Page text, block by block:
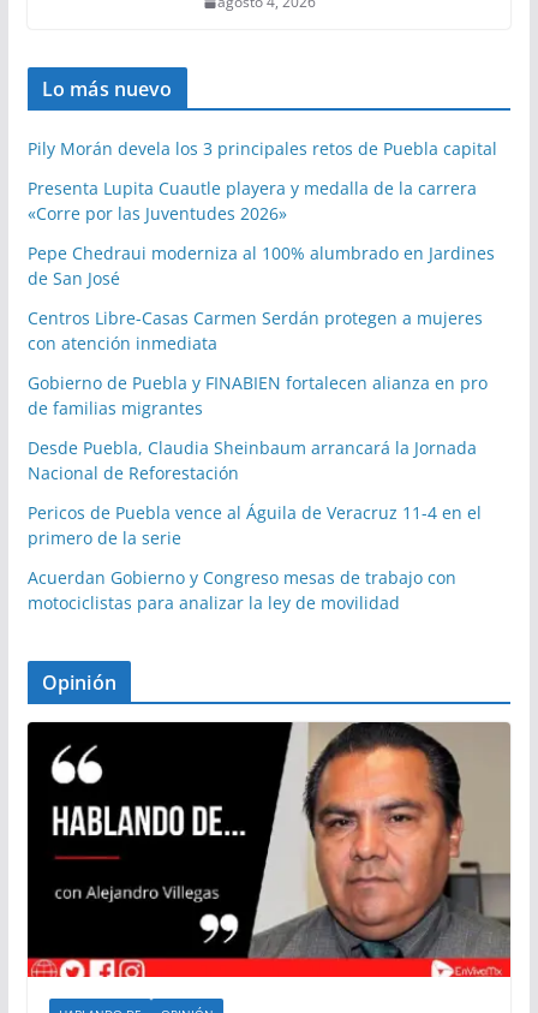
Lo más nuevo
Pily Morán devela los 3 principales retos de Puebla capital
Presenta Lupita Cuautle playera y medalla de la carrera
«Corre por las Juventudes 2026»
Pepe Chedraui moderniza al 100% alumbrado en Jardines
de San José
Centros Libre-Casas Carmen Serdán protegen a mujeres
con atención inmediata
Gobierno de Puebla y FINABIEN fortalecen alianza en pro
de familias migrantes
Desde Puebla, Claudia Sheinbaum arrancará la Jornada
Nacional de Reforestación
Pericos de Puebla vence al Águila de Veracruz 11-4 en el
primero de la serie
Acuerdan Gobierno y Congreso mesas de trabajo con
motociclistas para analizar la ley de movilidad
Opinión